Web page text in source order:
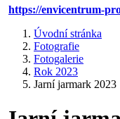
https://envicentrum-
Úvodní stránka
Fotografie
Fotogalerie
Rok 2023
Jarní jarmark 2023